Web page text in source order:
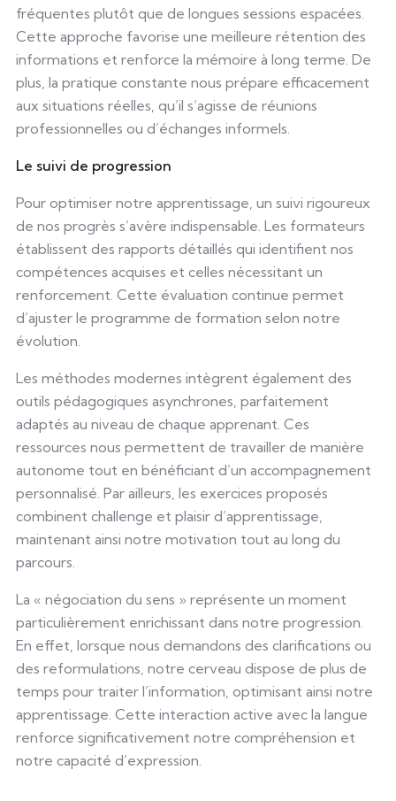
fréquentes plutôt que de longues sessions espacées.
Cette approche favorise une meilleure rétention des
informations et renforce la mémoire à long terme. De
plus, la pratique constante nous prépare efficacement
aux situations réelles, qu’il s’agisse de réunions
professionnelles ou d’échanges informels.
Le suivi de progression
Pour optimiser notre apprentissage, un suivi rigoureux
de nos progrès s’avère indispensable. Les formateurs
établissent des rapports détaillés qui identifient nos
compétences acquises et celles nécessitant un
renforcement. Cette évaluation continue permet
d’ajuster le programme de formation selon notre
évolution.
Les méthodes modernes intègrent également des
outils pédagogiques asynchrones, parfaitement
adaptés au niveau de chaque apprenant. Ces
ressources nous permettent de travailler de manière
autonome tout en bénéficiant d’un accompagnement
personnalisé. Par ailleurs, les exercices proposés
combinent challenge et plaisir d’apprentissage,
maintenant ainsi notre motivation tout au long du
parcours.
La « négociation du sens » représente un moment
particulièrement enrichissant dans notre progression.
En effet, lorsque nous demandons des clarifications ou
des reformulations, notre cerveau dispose de plus de
temps pour traiter l’information, optimisant ainsi notre
apprentissage. Cette interaction active avec la langue
renforce significativement notre compréhension et
notre capacité d’expression.